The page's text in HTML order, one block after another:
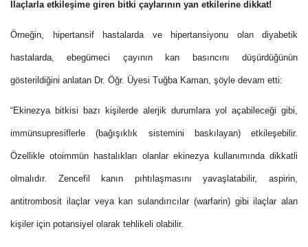
İlaçlarla etkileşime giren bitki çaylarının yan etkilerine dikkat!
Örneğin, hipertansif hastalarda ve hipertansiyonu olan diyabetik
hastalarda, ebegümeci çayının kan basıncını düşürdüğünün
gösterildiğini anlatan Dr. Öğr. Üyesi Tuğba Kaman, şöyle devam etti:
“Ekinezya bitkisi bazı kişilerde alerjik durumlara yol açabileceği gibi,
immünsupresiflerle (bağışıklık sistemini baskılayan) etkileşebilir.
Özellikle otoimmün hastalıkları olanlar ekinezya kullanımında dikkatli
olmalıdır. Zencefil kanın pıhtılaşmasını yavaşlatabilir, aspirin,
antitrombosit ilaçlar veya kan sulandırıcılar (warfarin) gibi ilaçlar alan
kişiler için potansiyel olarak tehlikeli olabilir.